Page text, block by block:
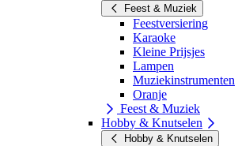
Feest & Muziek
Feestversiering
Karaoke
Kleine Prijsjes
Lampen
Muziekinstrumenten
Oranje
Feest & Muziek
Hobby & Knutselen
Hobby & Knutselen